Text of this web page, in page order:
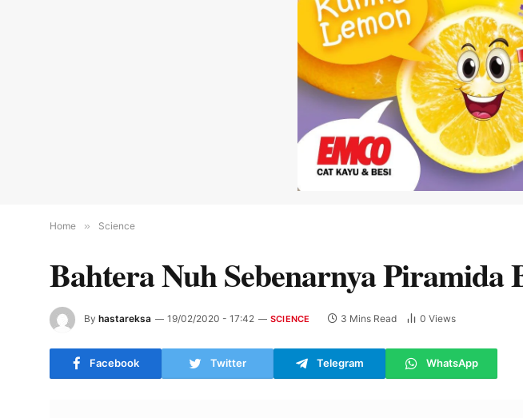
Home » Science
Bahtera Nuh Sebenarnya Piramida
By hastareksa 19/02/2020 - 17:42 SCIENCE 3 Mins Read 0 Views
Facebook Twitter Telegram WhatsApp